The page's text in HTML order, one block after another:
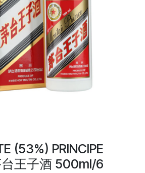
(53%) PRINCIPE
王子酒 500ml/6